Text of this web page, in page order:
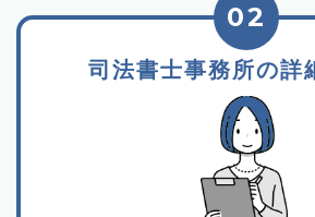
司法書士事務所の詳
02